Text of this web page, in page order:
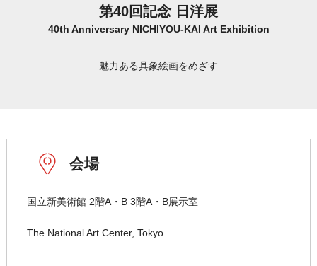
第40回記念 日洋展
40th Anniversary NICHIYOU-KAI Art Exhibition
魅力ある具象絵画をめざす
会場
国立新美術館 2階A・B 3階A・B展示室
The National Art Center, Tokyo